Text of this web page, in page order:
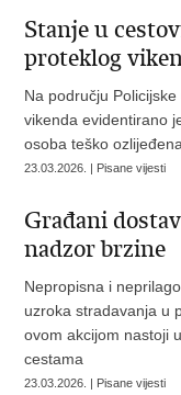
Stanje u
proteklog
Na području
vikenda evidentirano
osoba teško
23.03.2026. | Pisane vijesti
Građani
nadzor brzine
Nepropisna i
uzroka stradavanja u
ovom akcijom nastoji
cestama
23.03.2026. | Pisane vijesti